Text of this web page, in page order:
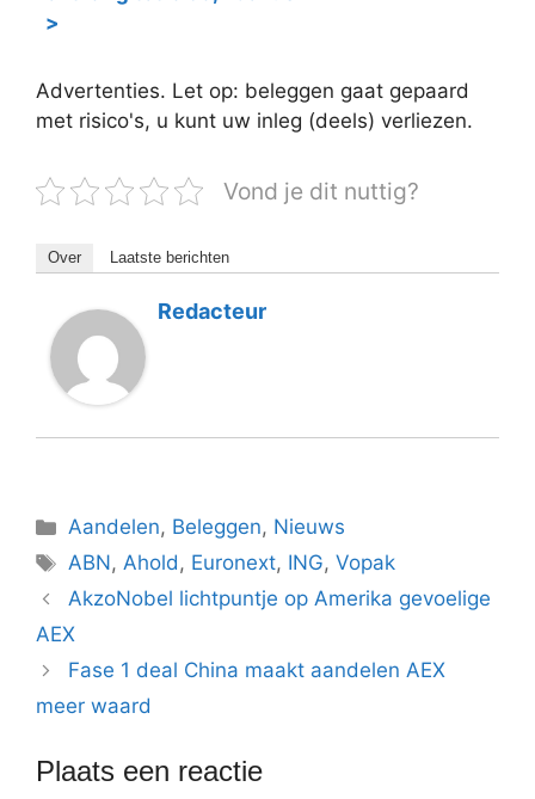
>
Advertenties. Let op: beleggen gaat gepaard
met risico's, u kunt uw inleg (deels) verliezen.
Vond je dit nuttig?
Over Laatste berichten
Redacteur
Categorieën
Aandelen, Beleggen, Nieuws
Tags
ABN,Ahold, Euronext, ING,Vopak
AkzoNobel lichtpuntje op Amerika gevoelige
AEX
Fase 1 deal China maakt aandelen AEX
meer waard
Plaats een reactie